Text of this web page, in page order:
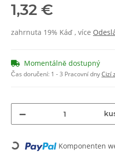
1,32 €
zahrnuta 19% Káď , více
Momentálně dostupný
Čas doručení: 1 - 3 Pracovní dnyCizí
Loading... Komponenten